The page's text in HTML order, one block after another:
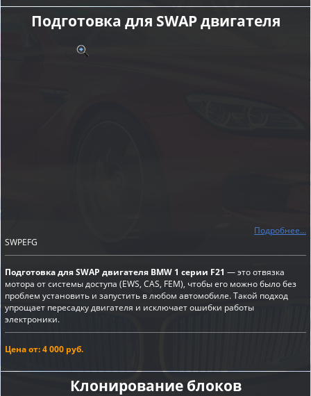
Подготовка для SWAP двигателя
Подробнее...
SWPEFG
Подготовка для SWAP двигателя BMW 1 серии F21 — это отвязка
мотора от системы доступа (EWS, CAS, FEM), чтобы его можно было без
проблем установить и запустить в любом автомобиле. Такой подход
упрощает пересадку двигателя и исключает ошибки работы
электроники.
Цена от: 4 000 руб.
Клонирование блоков